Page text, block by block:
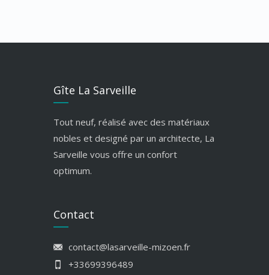
Gîte La Sarveille
Tout neuf, réalisé avec des matériaux
nobles et designé par un architecte, La
Sarveille vous offre un confort
optimum.
Contact
contact@lasarveille-mizoen.fr
+33699396489